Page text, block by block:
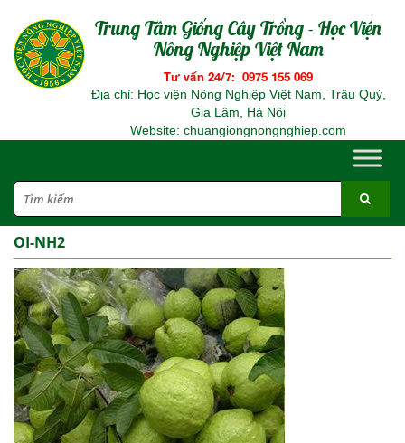
Trung Tâm Giống Cây Trồng - Học Viện
Nông Nghiệp Việt Nam
Tư vấn 24/7: 0975 155 069
Địa chỉ: Học viện Nông Nghiệp Việt Nam, Trâu Quỳ,
Gia Lâm, Hà Nội
Website: chuangiongnongnghiep.com
OI-NH2